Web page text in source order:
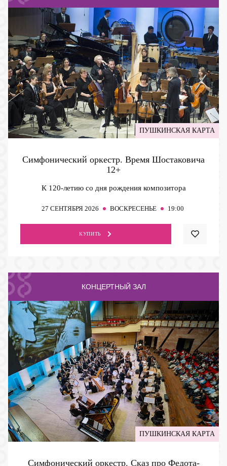
ПУШКИНСКАЯ КАРТА
Симфонический оркестр. Время Шостаковича
12+
К 120-летию со дня рождения композитора
27 СЕНТЯБРЯ 2026 ВОСКРЕСЕНЬЕ 19:00
КУПИТЬ
КОНЦЕРТНЫЙ ЗАЛ
ПУШКИНСКАЯ КАРТА
Симфонический оркестр. Сказ про Федота-